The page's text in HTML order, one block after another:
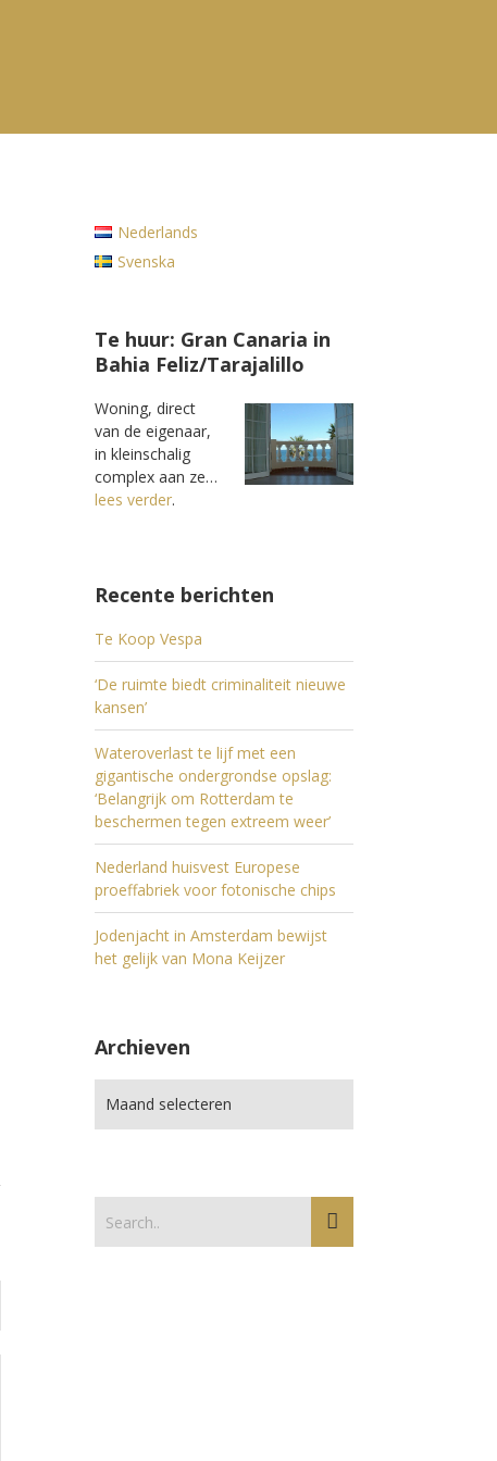
Nederlands
Svenska
Te huur: Gran Canaria in
Bahia Feliz/Tarajalillo
Woning, direct
van de eigenaar,
in kleinschalig
complex aan ze…
lees verder.
Recente berichten
Te Koop Vespa
‘De ruimte biedt criminaliteit nieuwe
kansen’
Wateroverlast te lijf met een
gigantische ondergrondse opslag:
‘Belangrijk om Rotterdam te
beschermen tegen extreem weer’
Nederland huisvest Europese
proeffabriek voor fotonische chips
Jodenjacht in Amsterdam bewijst
het gelijk van Mona Keijzer
Archieven